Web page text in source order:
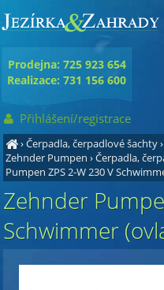
›Čerpadla, čerpadlové šachty
Zehnder Pumpen ›Čerpadla,
Pumpen ZPS 2-W 230 V
Zehnder
Schwimmer
Prodejna: 725 923 654
Realizace: 731 156 600
Přihlášení/registrace